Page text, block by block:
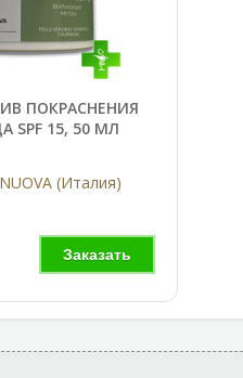
ПОКРАСНЕНИЯ
SPF 15, 50 МЛ
(Италия)
Заказать